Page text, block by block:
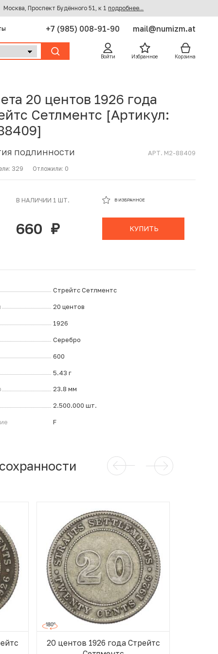
Москва, Проспект Будённого 51, к 1 подробнее...
+7 (985) 008-91-90 mail@numizm.at
Войти Избранное Корзина
20 центов 1926 года
Сетлментс [Артикул:
ПОДЛИННОСТИ АРТ. M2-88409
329 Отложили: 0
В НАЛИЧИИ 1 ШТ.
660 руб.
В ИЗБРАННОЕ
КУПИТЬ
Стрейтс Сетлментс
20 центов
1926
Серебро
600
5.43 г
23.8 мм
2.500.000 шт.
F
20 центов 1926 года Стрейтс